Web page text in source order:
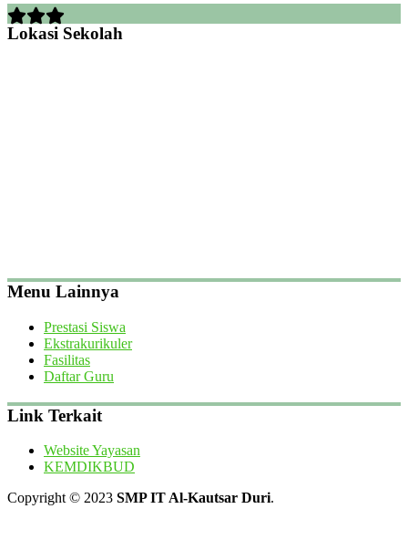
Lokasi Sekolah
Menu Lainnya
Prestasi Siswa
Ekstrakurikuler
Fasilitas
Daftar Guru
Link Terkait
Website Yayasan
KEMDIKBUD
Copyright © 2023 SMP IT Al-Kautsar Duri.